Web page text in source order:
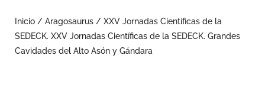
Cavidades del Alto Asón y
Gándara
Inicio / Aragosaurus / XXV Jornadas Científicas de la
SEDECK. XXV Jornadas Científicas de la SEDECK. Grandes
Cavidades del Alto Asón y Gándara